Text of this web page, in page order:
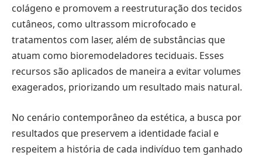
colágeno e promovem a reestruturação dos tecidos
cutâneos, como ultrassom microfocado e
tratamentos com laser, além de substâncias que
atuam como bioremodeladores teciduais. Esses
recursos são aplicados de maneira a evitar volumes
exagerados, priorizando um resultado mais natural.
No cenário contemporâneo da estética, a busca por
resultados que preservem a identidade facial e
respeitem a história de cada indivíduo tem ganhado